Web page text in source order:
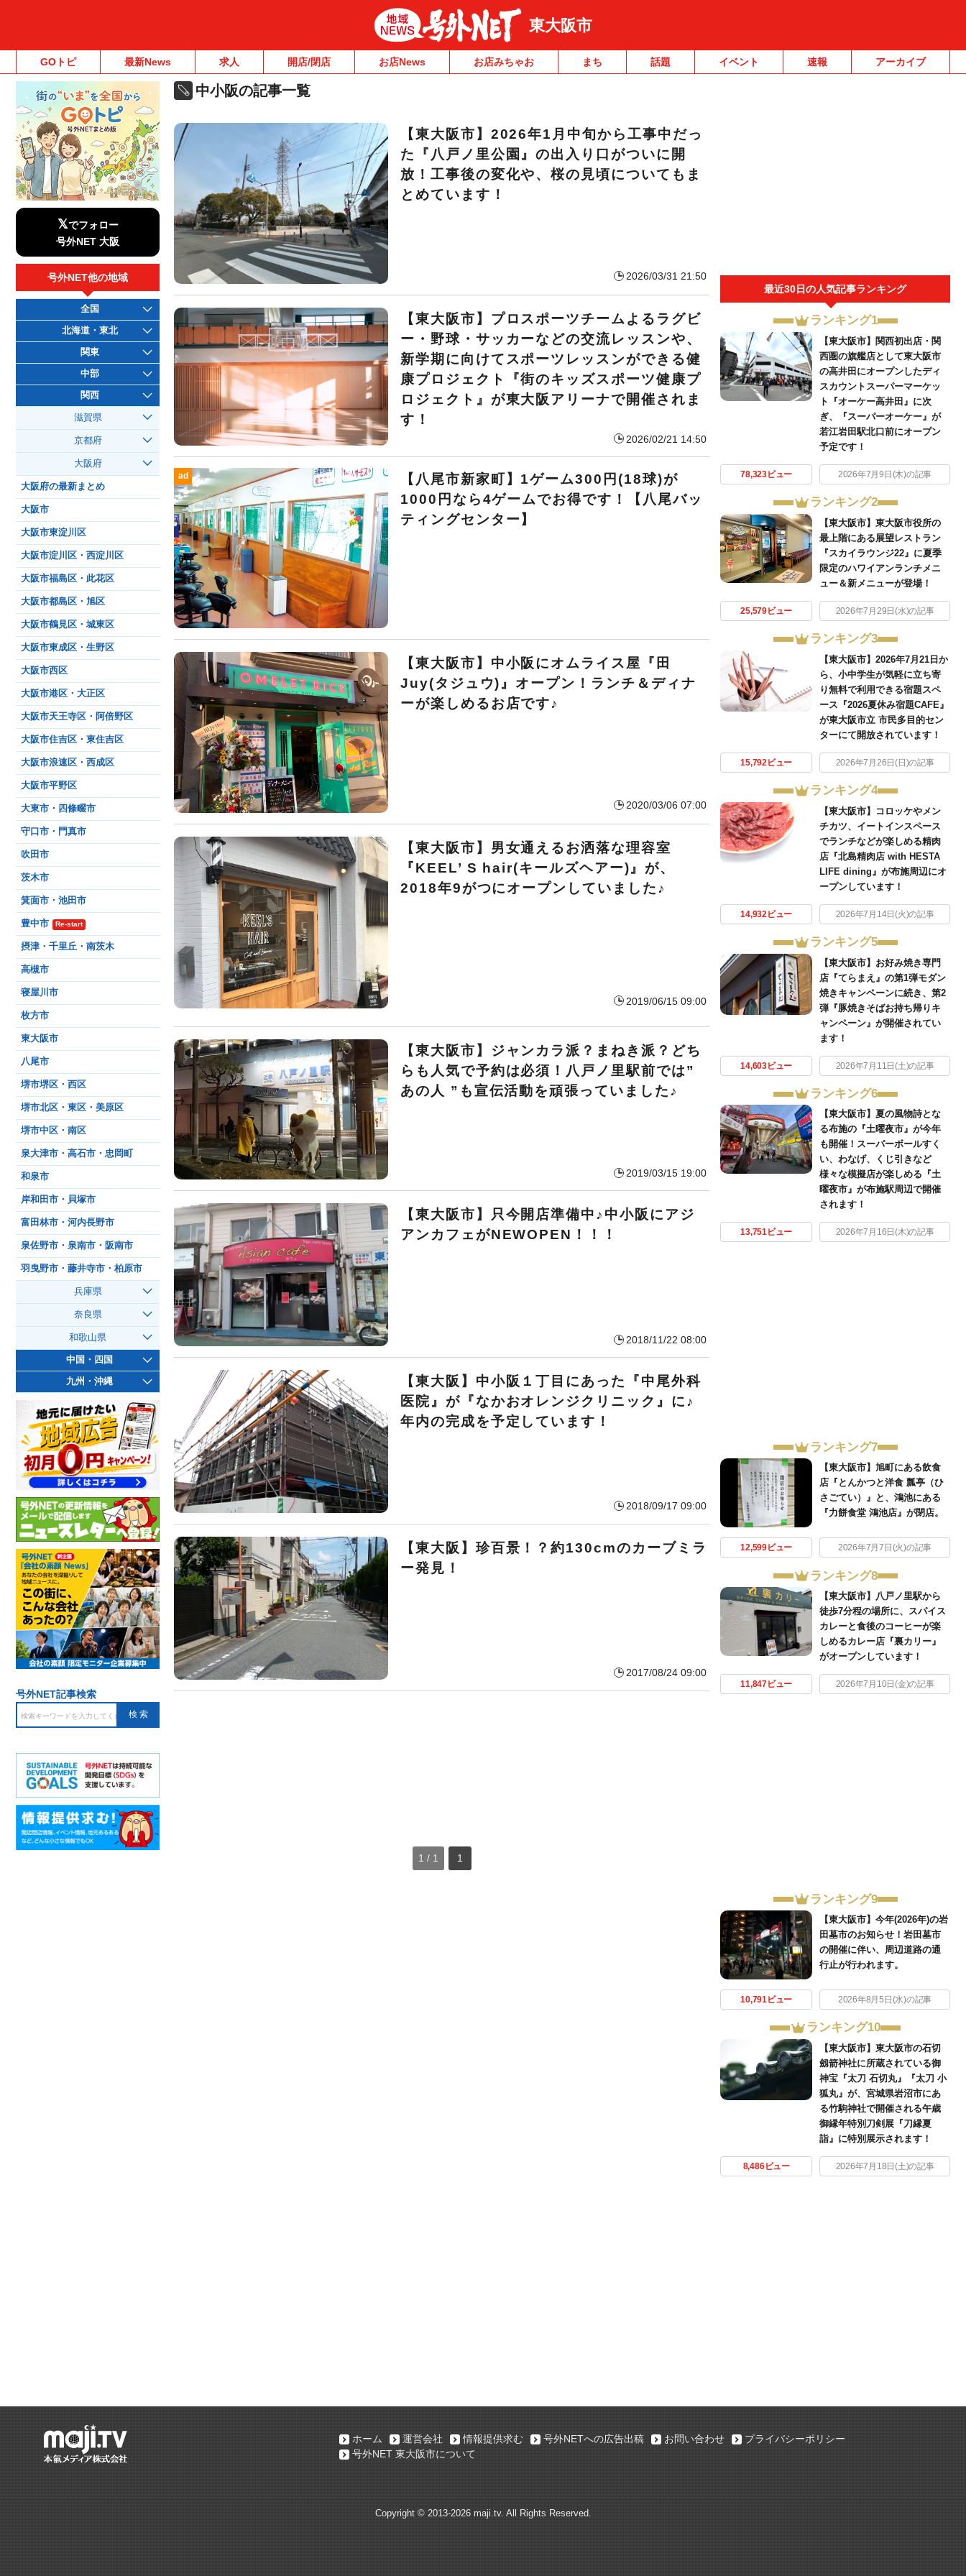
東大阪市
GOトピ 最新News 求人 開店/閉店 お店News お店みちゃお まち 話題 イベント 速報 アーカイブ
中小阪の記事一覧
【東大阪市】2026年1月中旬から工事中だっ
た『八戸ノ里公園』の出入り口がついに開
放！工事後の変化や、桜の見頃についてもま
とめています！
2026/03/31 21:50
【東大阪市】プロスポーツチームよるラグビ
ー・野球・サッカーなどの交流レッスンや、
新学期に向けてスポーツレッスンができる健
康プロジェクト『街のキッズスポーツ健康プ
ロジェクト』が東大阪アリーナで開催されま
す！
2026/02/21 14:50
ad
【八尾市新家町】1ゲーム300円(18球)が
1000円なら4ゲームでお得です！【八尾バッ
ティングセンター】
【東大阪市】中小阪にオムライス屋『田
Juy(タジュウ)』オープン！ランチ＆ディナ
ーが楽しめるお店です♪
2020/03/06 07:00
【東大阪市】男女通えるお洒落な理容室
『KEEL’ S hair(キールズヘアー)』が、
2018年9がつにオープンしていました♪
2019/06/15 09:00
【東大阪市】ジャンカラ派？まねき派？どち
らも人気で予約は必須！八戸ノ里駅前では”
あの人 ”も宣伝活動を頑張っていました♪
2019/03/15 19:00
【東大阪市】只今開店準備中♪中小阪にアジ
アンカフェがNEWOPEN！！！
2018/11/22 08:00
【東大阪】中小阪１丁目にあった『中尾外科
医院』が『なかおオレンジクリニック』に♪
年内の完成を予定しています！
2018/09/17 09:00
【東大阪】珍百景！？約130cmのカーブミラ
ー発見！
2017/08/24 09:00
1 / 1 1
最近30日の人気記事ランキング
ランキング1
【東大阪市】関西初出店・関
西圏の旗艦店として東大阪市
の高井田にオープンしたディ
スカウントスーパーマーケッ
ト『オーケー高井田』に次
ぎ、『スーパーオーケー』が
若江岩田駅北口前にオープン
予定です！
78,323ビュー 2026年7月9日(木)の記事
ランキング2
【東大阪市】東大阪市役所の
最上階にある展望レストラン
『スカイラウンジ22』に夏季
限定のハワイアンランチメニ
ュー＆新メニューが登場！
25,579ビュー 2026年7月29日(水)の記事
ランキング3
【東大阪市】2026年7月21日か
ら、小中学生が気軽に立ち寄
り無料で利用できる宿題スペ
ース『2026夏休み宿題CAFE』
が東大阪市立 市民多目的セン
ターにて開放されています！
15,792ビュー 2026年7月26日(日)の記事
ランキング4
【東大阪市】コロッケやメン
チカツ、イートインスペース
でランチなどが楽しめる精肉
店『北島精肉店 with HESTA
LIFE dining』が布施周辺にオ
ープンしています！
14,932ビュー 2026年7月14日(火)の記事
ランキング5
【東大阪市】お好み焼き専門
店『てらまえ』の第1弾モダン
焼きキャンペーンに続き、第2
弾『豚焼きそばお持ち帰りキ
ャンペーン』が開催されてい
ます！
14,603ビュー 2026年7月11日(土)の記事
ランキング6
【東大阪市】夏の風物詩とな
る布施の『土曜夜市』が今年
も開催！スーパーボールすく
い、わなげ、くじ引きなど
様々な模擬店が楽しめる『土
曜夜市』が布施駅周辺で開催
されます！
13,751ビュー 2026年7月16日(木)の記事
ランキング7
【東大阪市】旭町にある飲食
店『とんかつと洋食 瓢亭（ひ
さごてい）』と、鴻池にある
『力餅食堂 鴻池店』が閉店。
12,599ビュー 2026年7月7日(火)の記事
ランキング8
【東大阪市】八戸ノ里駅から
徒歩7分程の場所に、スパイス
カレーと食後のコーヒーが楽
しめるカレー店『裏カリー』
がオープンしています！
11,847ビュー 2026年7月10日(金)の記事
ランキング9
【東大阪市】今年(2026年)の岩
田墓市のお知らせ！岩田墓市
の開催に伴い、周辺道路の通
行止が行われます。
10,791ビュー 2026年8月5日(水)の記事
ランキング10
【東大阪市】東大阪市の石切
劔箭神社に所蔵されている御
神宝『太刀 石切丸』『太刀 小
狐丸』が、宮城県岩沼市にあ
る竹駒神社で開催される午歳
御縁年特別刀剣展『刀縁夏
詣』に特別展示されます！
8,486ビュー 2026年7月18日(土)の記事
𝕏でフォロー
号外NET 大阪
号外NET他の地域
全国
北海道・東北
関東
中部
関西
滋賀県
京都府
大阪府
大阪府の最新まとめ
大阪市
大阪市東淀川区
大阪市淀川区・西淀川区
大阪市福島区・此花区
大阪市都島区・旭区
大阪市鶴見区・城東区
大阪市東成区・生野区
大阪市西区
大阪市港区・大正区
大阪市天王寺区・阿倍野区
大阪市住吉区・東住吉区
大阪市浪速区・西成区
大阪市平野区
大東市・四條畷市
守口市・門真市
吹田市
茨木市
箕面市・池田市
豊中市 Re-start
摂津・千里丘・南茨木
高槻市
寝屋川市
枚方市
東大阪市
八尾市
堺市堺区・西区
堺市北区・東区・美原区
堺市中区・南区
泉大津市・高石市・忠岡町
和泉市
岸和田市・貝塚市
富田林市・河内長野市
泉佐野市・泉南市・阪南市
羽曳野市・藤井寺市・柏原市
兵庫県
奈良県
和歌山県
中国・四国
九州・沖縄
号外NET記事検索
ホーム 運営会社 情報提供求む 号外NETへの広告出稿 お問い合わせ
プライバシーポリシー
号外NET 東大阪市について
Copyright © 2013-2026 maji.tv. All Rights Reserved.